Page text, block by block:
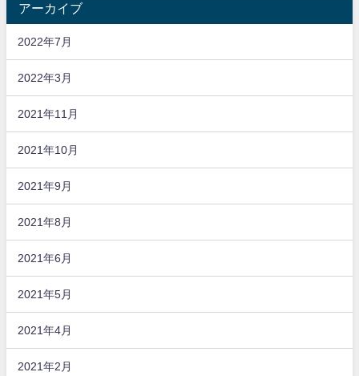
アーカイブ
2022年7月
2022年3月
2021年11月
2021年10月
2021年9月
2021年8月
2021年6月
2021年5月
2021年4月
2021年2月